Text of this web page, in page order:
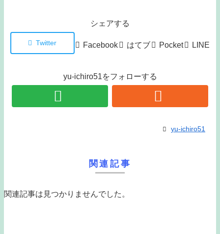
シェアする
Twitter Facebook はてブ Pocket LINE
yu-ichiro51をフォローする
yu-ichiro51
関連記事
関連記事は見つかりませんでした。